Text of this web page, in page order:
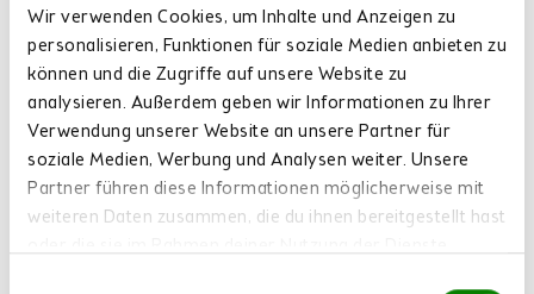
Wir verwenden Cookies, um Inhalte und Anzeigen zu
personalisieren, Funktionen für soziale Medien anbieten zu
können und die Zugriffe auf unsere Website zu
analysieren. Außerdem geben wir Informationen zu Ihrer
Verwendung unserer Website an unsere Partner für
soziale Medien, Werbung und Analysen weiter. Unsere
Partner führen diese Informationen möglicherweise mit
weiteren Daten zusammen, die du ihnen bereitgestellt hast
Verifizierter Kunde
Petra
Westerland, DE
Ich empfehle dieses Produkt